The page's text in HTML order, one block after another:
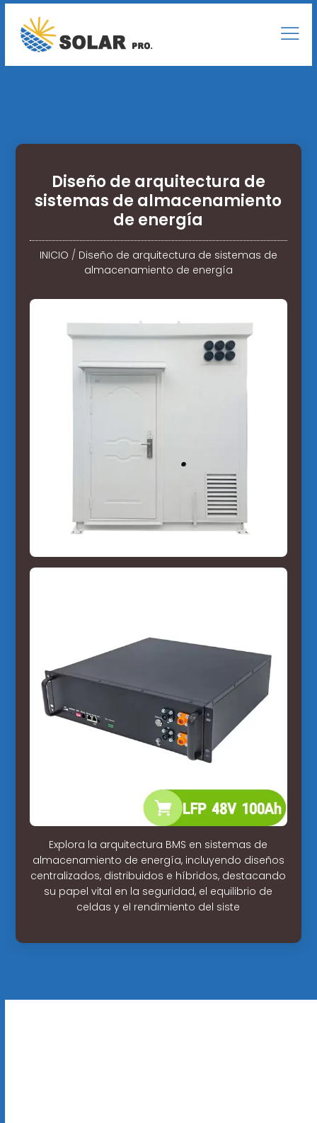
Diseño de arquitectura de
sistemas de almacenamiento
de energía
INICIO / Diseño de arquitectura de sistemas de
almacenamiento de energía
Explora la arquitectura BMS en sistemas de
almacenamiento de energía, incluyendo diseños
centralizados, distribuidos e híbridos, destacando
su papel vital en la seguridad, el equilibrio de
celdas y el rendimiento del siste